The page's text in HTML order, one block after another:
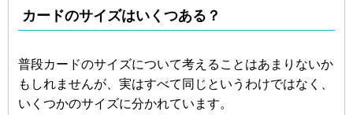
カードのサイズはいくつある？
普段カードのサイズについて考えることはあまりないか
もしれませんが、実はすべて同じというわけではなく、
いくつかのサイズに分かれています。